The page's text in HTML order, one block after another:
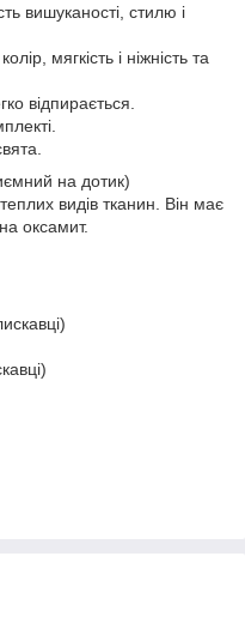
вишуканості, стилю і
мягкість і ніжність та
відпирається.
на дотик)
видів тканин. Він має
оксамит.